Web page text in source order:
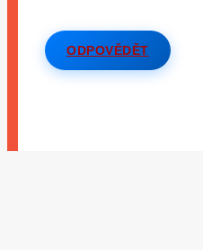
ODPOVĚDĚT